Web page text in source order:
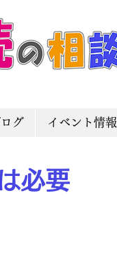
ログ イベント情報
必要